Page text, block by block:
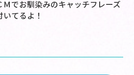
でお馴染みのキャッチフレーズ
てるよ！